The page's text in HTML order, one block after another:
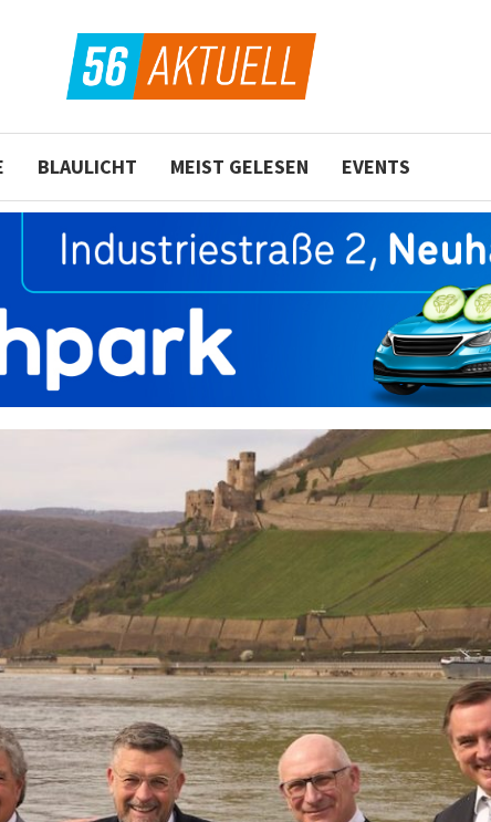
BLAULICHT MEIST GELESEN EVENTS